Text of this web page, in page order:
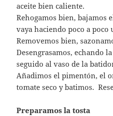
aceite bien caliente.
Rehogamos bien, bajamos
vaya haciendo poco a poco
Removemos bien,
Desengrasamos, echando
seguido al vaso de la
Añadimos el pimentón, el
tomate seco y batimos.
Preparamos la tosta